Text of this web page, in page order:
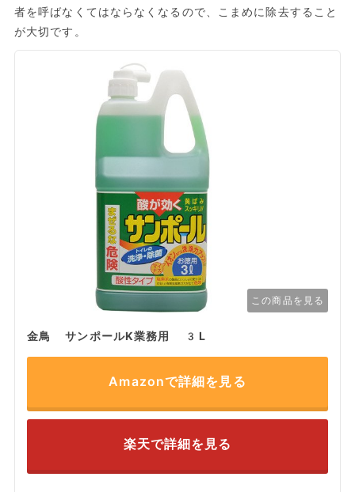
者を呼ばなくてはならなくなるので、こまめに除去すること
が大切です。
この商品を見る
金鳥 サンポールK業務用 3L
Amazonで詳細を見る
楽天で詳細を見る